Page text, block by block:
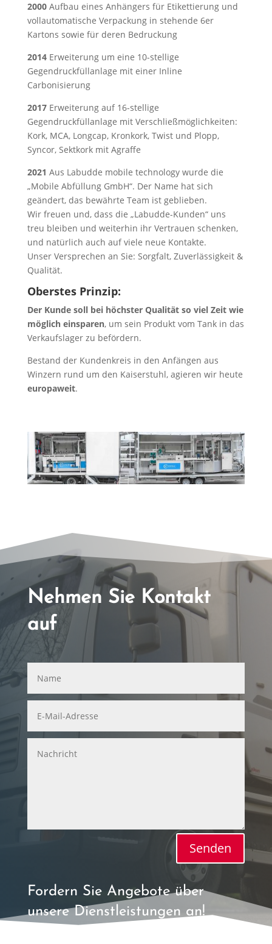
2000Aufbau eines Anhängers für Etikettierung und
vollautomatische Verpackung in stehende 6er
Kartons sowie für deren Bedruckung
2014Erweiterung um eine 10-stellige
Gegendruckfüllanlage mit einer Inline
Carbonisierung
2017Erweiterung auf 16-stellige
Gegendruckfüllanlage mit Verschließmöglichkeiten:
Kork, MCA, Longcap, Kronkork, Twist und Plopp,
Syncor, Sektkork mit Agraffe
2021 Aus Labudde mobile technology wurde die
„Mobile Abfüllung GmbH“. Der Name hat sich
geändert, das bewährte Team ist geblieben.
Wir freuen und, dass die „Labudde-Kunden“ uns
treu bleiben und weiterhin ihr Vertrauen schenken,
und natürlich auch auf viele neue Kontakte.
Unser Versprechen an Sie: Sorgfalt, Zuverlässigkeit &
Qualität.
Oberstes Prinzip:
Der Kunde soll bei höchster Qualität so viel Zeit wie
möglich einsparen, um sein Produkt vom Tank in das
Verkaufslager zu befördern.
Bestand der Kundenkreis in den Anfängen aus
Winzern rund um den Kaiserstuhl, agieren wir heute
europaweit.
Nehmen Sie Kontakt
auf
Senden
Fordern Sie Angebote über
unsere Dienstleistungen an!